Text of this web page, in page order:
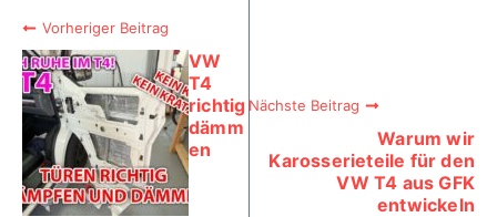
Vorheriger Beitrag
VW
T4
richtig
dämm
en
Nächste Beitrag
Warum wir
Karosserieteile für den
VW T4 aus GFK
entwickeln